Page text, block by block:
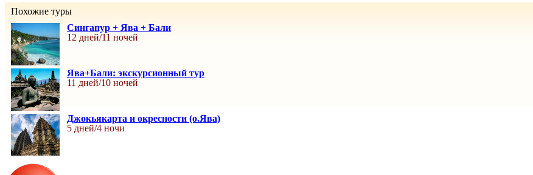
Похожие туры
Сингапур + Ява + Бали
12 дней/11 ночей
Ява+Бали: экскурсионный тур
11 дней/10 ночей
Джокьякарта и окресности (о.Ява)
5 дней/4 ночи